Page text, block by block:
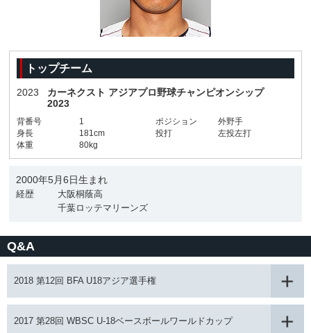
トップチーム
2023
カーネクスト アジアプロ野球チャンピオンシップ
2023
背番号 1 ポジション
外野手
身長
181cm 投打
左投左打
体重
80kg
2000年5月6日生まれ
経歴
大阪桐蔭高
千葉ロッテマリーンズ
Q&A
2018 第12回 BFA U18アジア選手権
2017 第28回 WBSC U-18ベースボールワールドカップ